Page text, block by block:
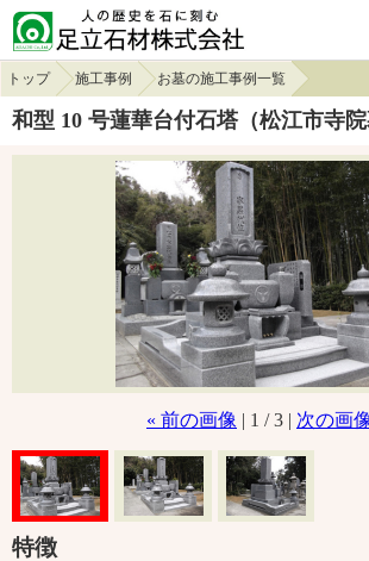
トップ 施工事例 お墓の施工事例一覧
和型 10 号蓮華台付石塔（松江市寺院
« 前の画像 | 1 / 3 | 次の画
特徴